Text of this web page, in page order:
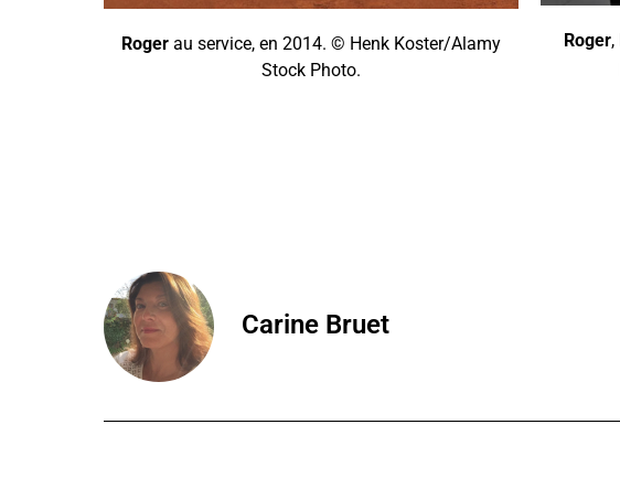
Roger au service, en 2014. © Henk Koster/Alamy
Stock Photo.
Roger,
Carine Bruet